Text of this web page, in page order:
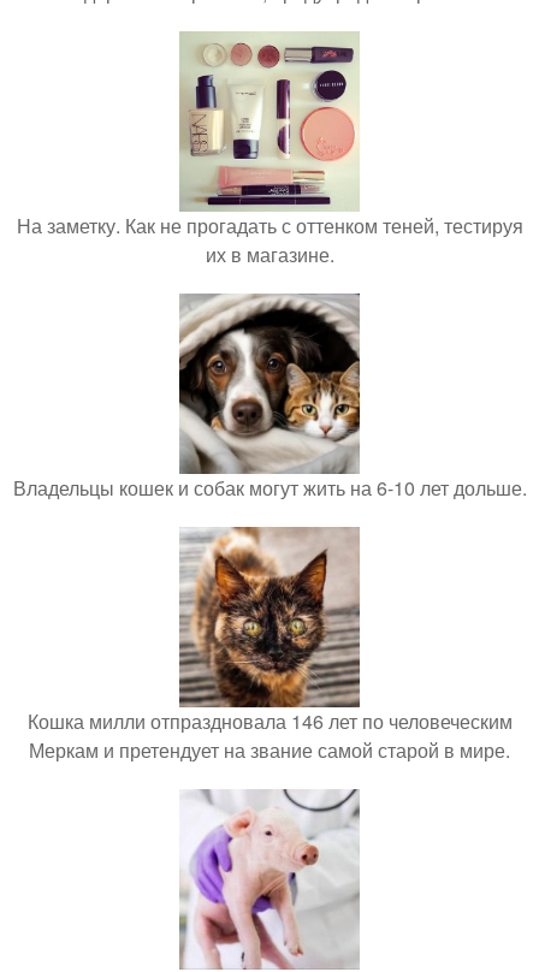
На заметку. Как не прогадать с оттенком теней, тестируя
их в магазине.
Владельцы кошек и собак могут жить на 6-10 лет дольше.
Кошка милли отпраздновала 146 лет по человеческим
Меркам и претендует на звание самой старой в мире.